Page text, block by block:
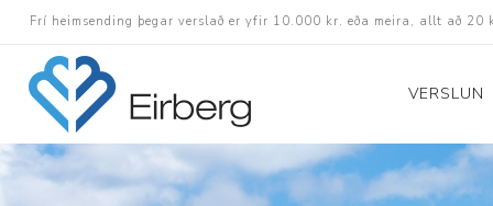
Frí heimsending þegar verslað er yfir 10.000 kr. eða meira, allt að 20
VERSLUN
Skór